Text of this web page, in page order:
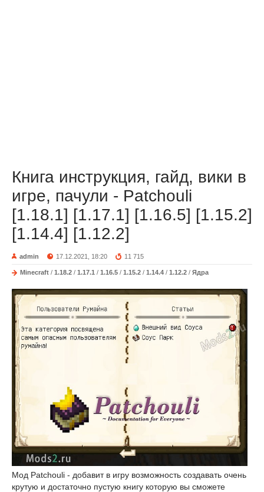
Книга инструкция, гайд, вики в
игре, пачули - Patchouli
[1.18.1] [1.17.1] [1.16.5] [1.15.2]
[1.14.4] [1.12.2]
admin 17.12.2021, 18:20 11 715
Minecraft / 1.18.2 / 1.17.1 / 1.16.5 / 1.15.2 / 1.14.4 / 1.12.2 / Ядра
Мод Patchouli - добавит в игру возможность создавать очень
крутую и достаточно пустую книгу которую вы сможете